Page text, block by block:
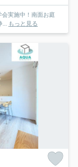
実施中！南面お庭
... もっと見る